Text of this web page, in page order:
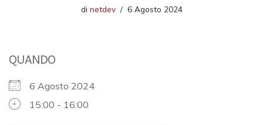
di netdev 6 Agosto 2024
QUANDO
6 Agosto 2024
15:00 - 16:00